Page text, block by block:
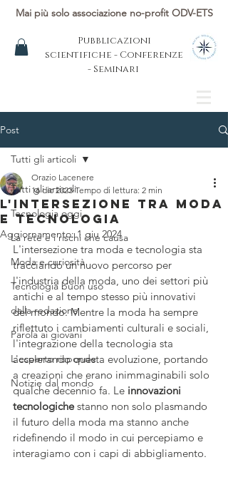
Mai più solo associazione no-profit ODV-ETS
Pubblicazioni
scientifiche - Conferenze
- Seminari
Post
Tutti gli articoli
Tecnologia oggi
La rete e i rischi che causa
Moda e curiosità
Tecnologia buon uso
dalla redazione
Parola ai giovani
L'esperto risponde
Notizie dal mondo
Tutti gli articoli
L'intersezione tra Moda
e Tecnologia
Orazio Lacenere
16 dic 2023 Tempo di lettura: 2 min
Aggiornamento:1 giu 2024
L'intersezione tra moda e tecnologia sta
tracciando un nuovo percorso per
l'industria della moda, uno dei settori più
antichi e al tempo stesso più innovativi
del mondo. Mentre la moda ha sempre
riflettuto i cambiamenti culturali e sociali,
l'integrazione della tecnologia sta
accelerando questa evoluzione, portando
a creazioni che erano inimmaginabili solo
qualche decennio fa. Le innovazioni
tecnologiche stanno non solo plasmando
il futuro della moda ma stanno anche
ridefinendo il modo in cui percepiamo e
interagiamo con i capi di abbigliamento.